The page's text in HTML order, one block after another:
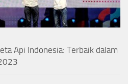
Api Indonesia: Terbaik dalam